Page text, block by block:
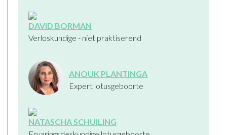
DAVID BORMAN
Verloskundige - niet praktiserend
ANOUK PLANTINGA
Expert lotusgeboorte
NATASCHA SCHUILING